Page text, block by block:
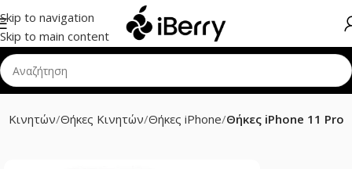
Skip to navigation
Skip to main content
Κινητών Θήκες Κινητών Θήκες iPhone Θήκες iPhone 11 Pro